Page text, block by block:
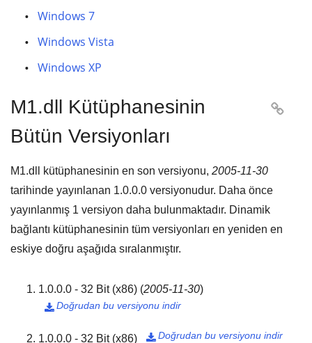
Windows 7
Windows Vista
Windows XP
M1.dll Kütüphanesinin
Bütün Versiyonları

M1.dll kütüphanesinin en son versiyonu, 2005-11-30
tarihinde yayınlanan 1.0.0.0 versiyonudur. Daha önce
yayınlanmış 1 versiyon daha bulunmaktadır. Dinamik
bağlantı kütüphanesinin tüm versiyonları en yeniden en
eskiye doğru aşağıda sıralanmıştır.
1.0.0.0 - 32 Bit (x86) (2005-11-30)
Doğrudan bu versiyonu indir

1.0.0.0 - 32 Bit (x86) Doğrudan bu versiyonu indir
